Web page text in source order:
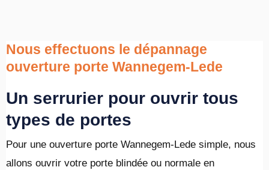
Nous effectuons le dépannage
ouverture porte Wannegem-Lede
Un serrurier pour ouvrir tous
types de portes
Pour une ouverture porte Wannegem-Lede simple, nous
allons ouvrir votre porte blindée ou normale en